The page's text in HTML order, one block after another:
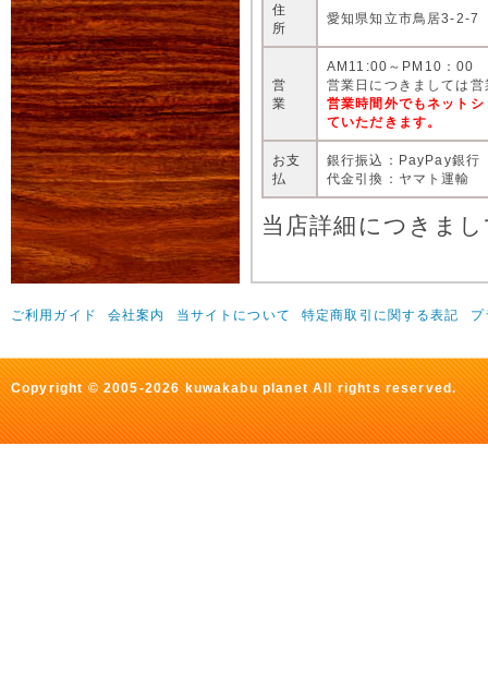
住
所
愛知県知立市鳥居3-2-7
営
業
AM11:00～PM10：00
営業日につきましては
営業時間外でもネット
ていただきます。
お支
払
銀行振込：PayPay銀行
代金引換：ヤマト運輸
当店詳細につきま
ご利用ガイド 会社案内 当サイトについて 特定商取引に関する表記 プ
Copyright © 2005-2026 kuwakabu planet All rights reserved.